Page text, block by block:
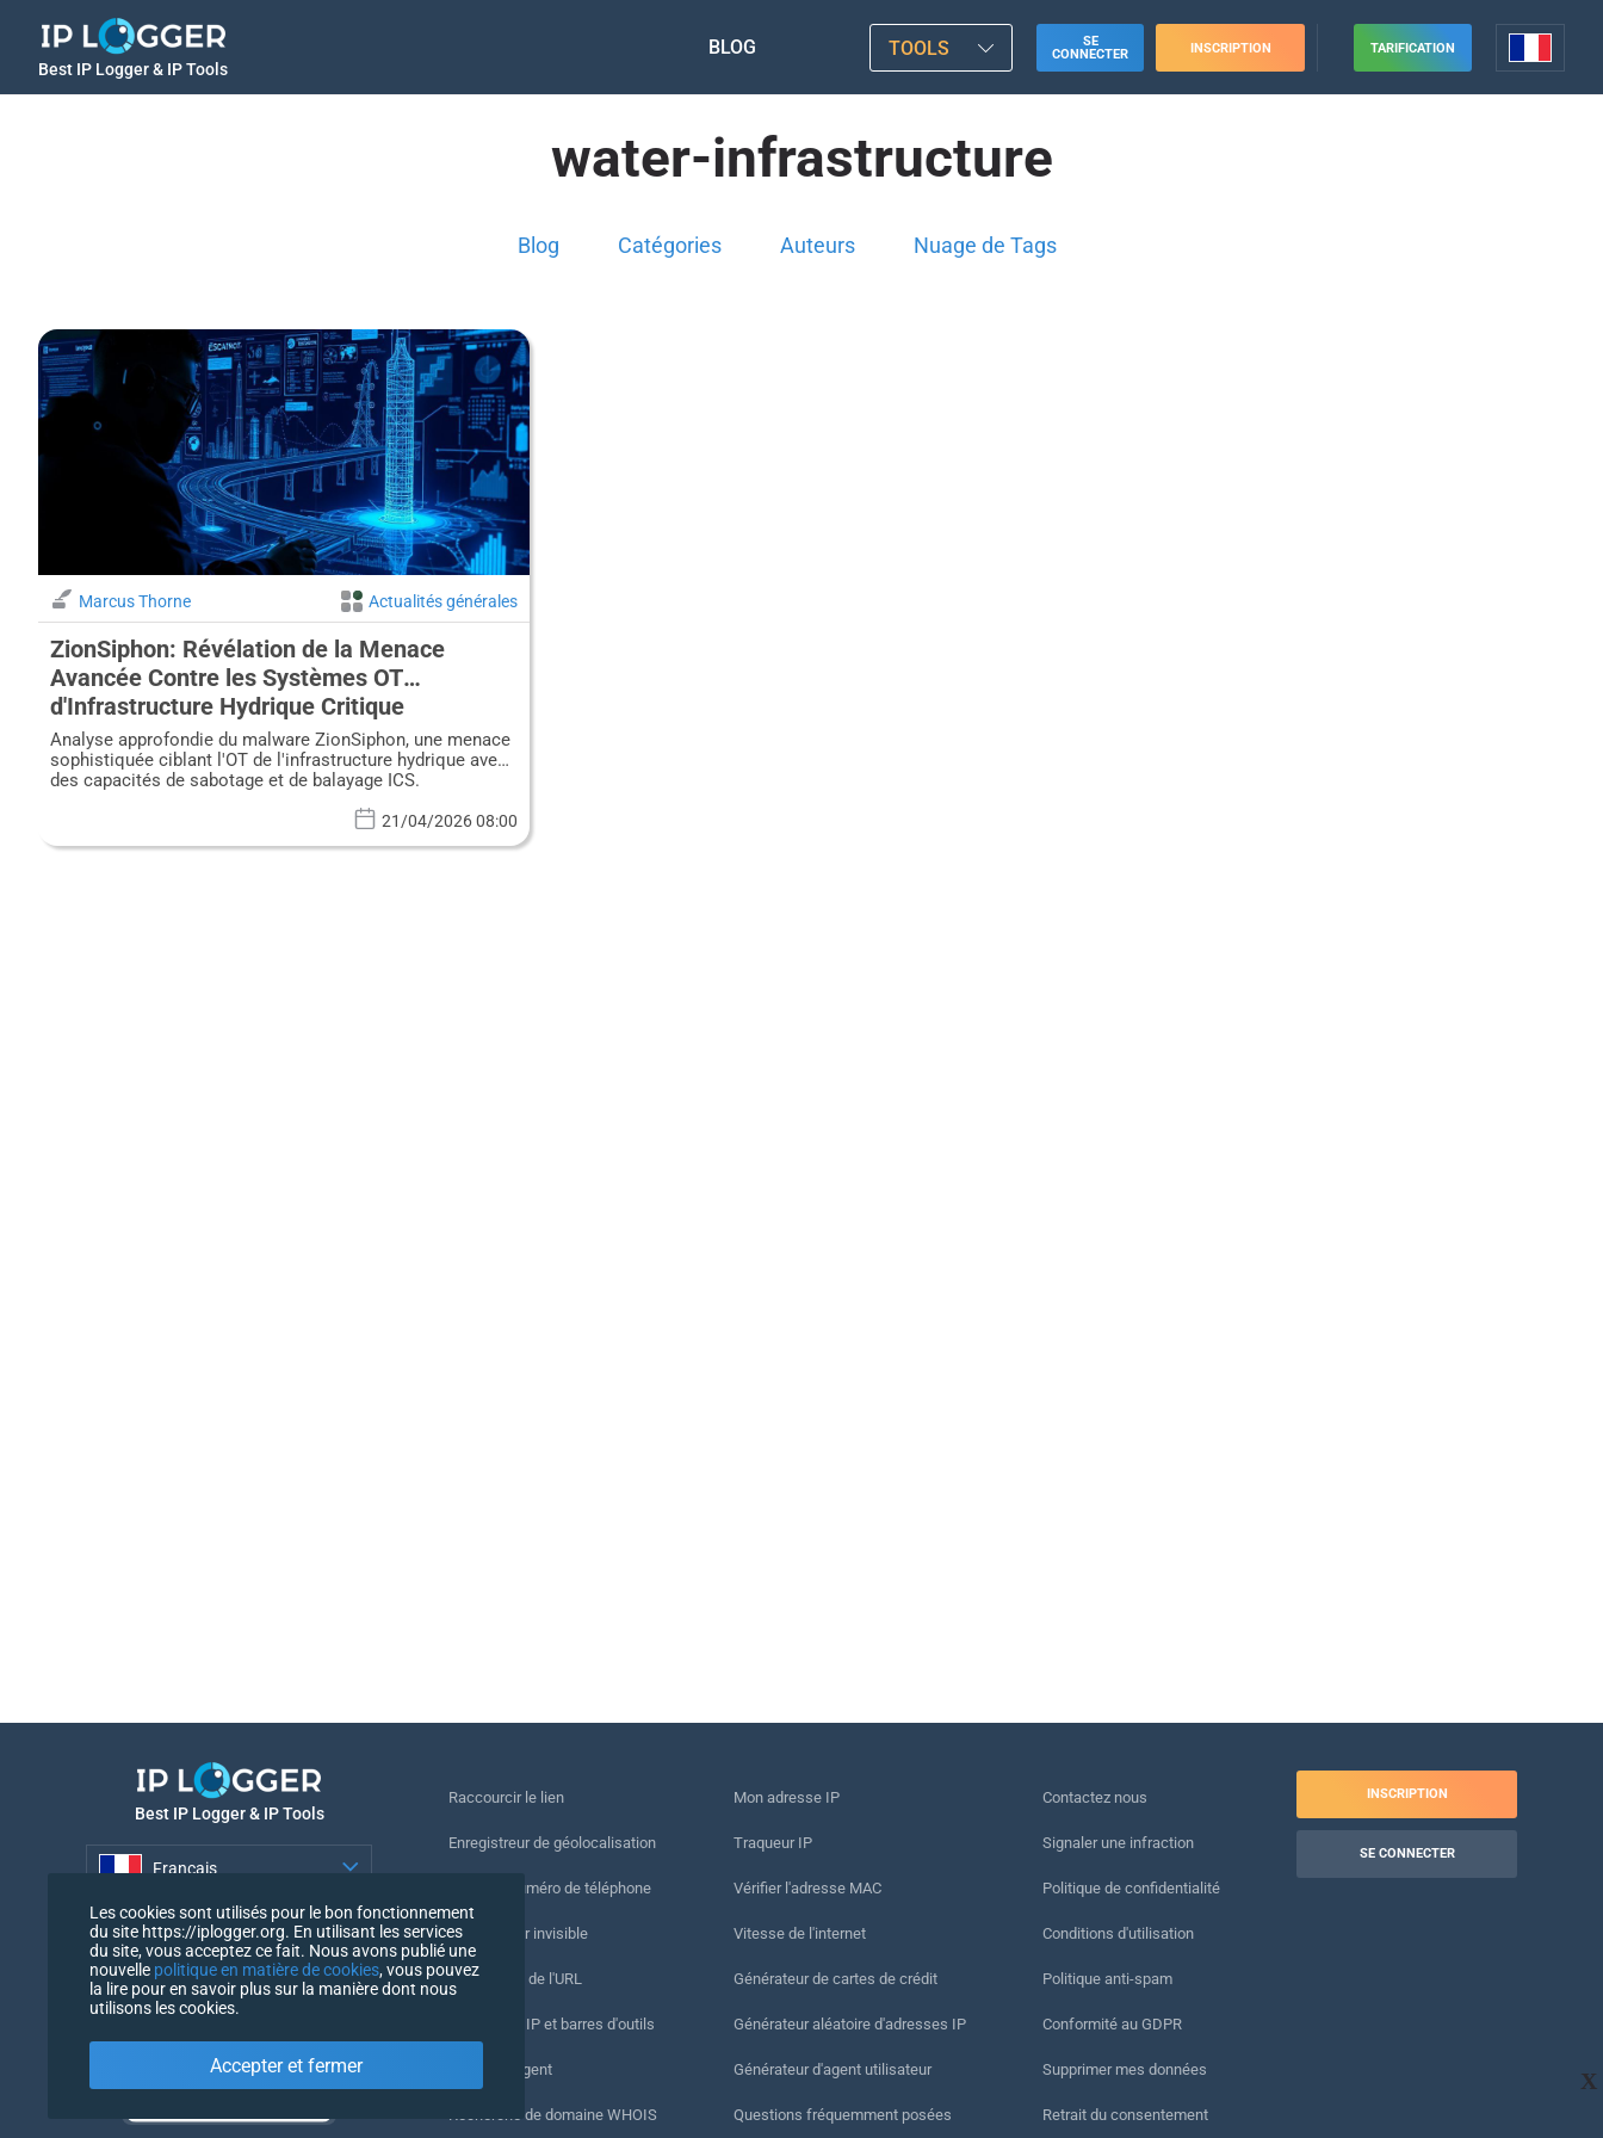
Best IP Logger & IP Tools
BLOG TOOLS
SE
CONNECTER
INSCRIPTION TARIFICATION
water-infrastructure
Blog Catégories Auteurs Nuage de Tags
Marcus Thorne Actualités générales
ZionSiphon: Révélation de la Menace
Avancée Contre les Systèmes OT
d'Infrastructure Hydrique Critique
Analyse approfondie du malware ZionSiphon, une menace
sophistiquée ciblant l'OT de l'infrastructure hydrique avec
des capacités de sabotage et de balayage ICS.
21/04/2026 08:00
X
Best IP Logger & IP Tools
Français
Français
Raccourcir le lien
Enregistreur de géolocalisation
Suivre le numéro de téléphone
Enregistreur invisible
Vérification de l'URL
Compteurs IP et barres d'outils
Mon UserAgent
Recherche de domaine WHOIS
Mon adresse IP
Traqueur IP
Vérifier l'adresse MAC
Vitesse de l'internet
Générateur de cartes de crédit
Générateur aléatoire d'adresses IP
Générateur d'agent utilisateur
Questions fréquemment posées
Contactez nous
Signaler une infraction
Politique de confidentialité
Conditions d'utilisation
Politique anti-spam
Conformité au GDPR
Supprimer mes données
Retrait du consentement
INSCRIPTION
SE CONNECTER
Les cookies sont utilisés pour le bon fonctionnement
du site https://iplogger.org. En utilisant les services
du site, vous acceptez ce fait. Nous avons publié une
nouvelle politique en matière de cookies, vous pouvez
la lire pour en savoir plus sur la manière dont nous
utilisons les cookies.
Accepter et fermer